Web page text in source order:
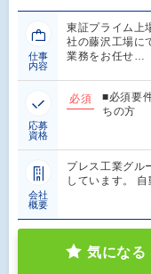
仕事
内容
東証プライム上
社の藤沢工場に
業務をお任せ…
応募
資格
必須
■必須要
ちの方
会社
概要
プレス工業グル
しています。
気になる